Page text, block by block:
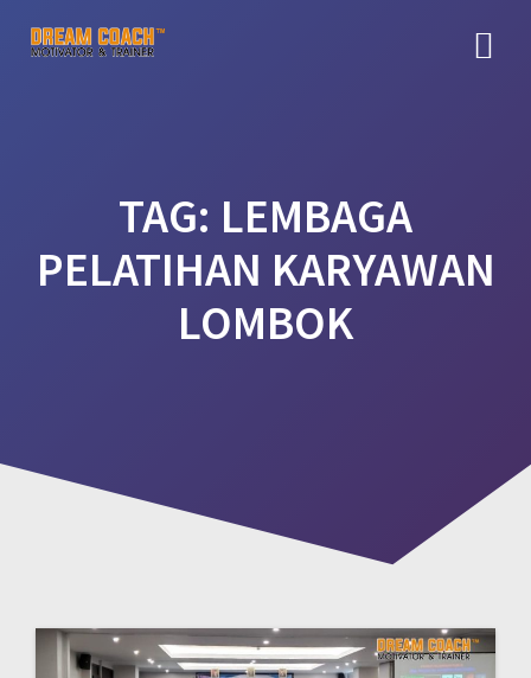
TAG: LEMBAGA
PELATIHAN KARYAWAN
LOMBOK